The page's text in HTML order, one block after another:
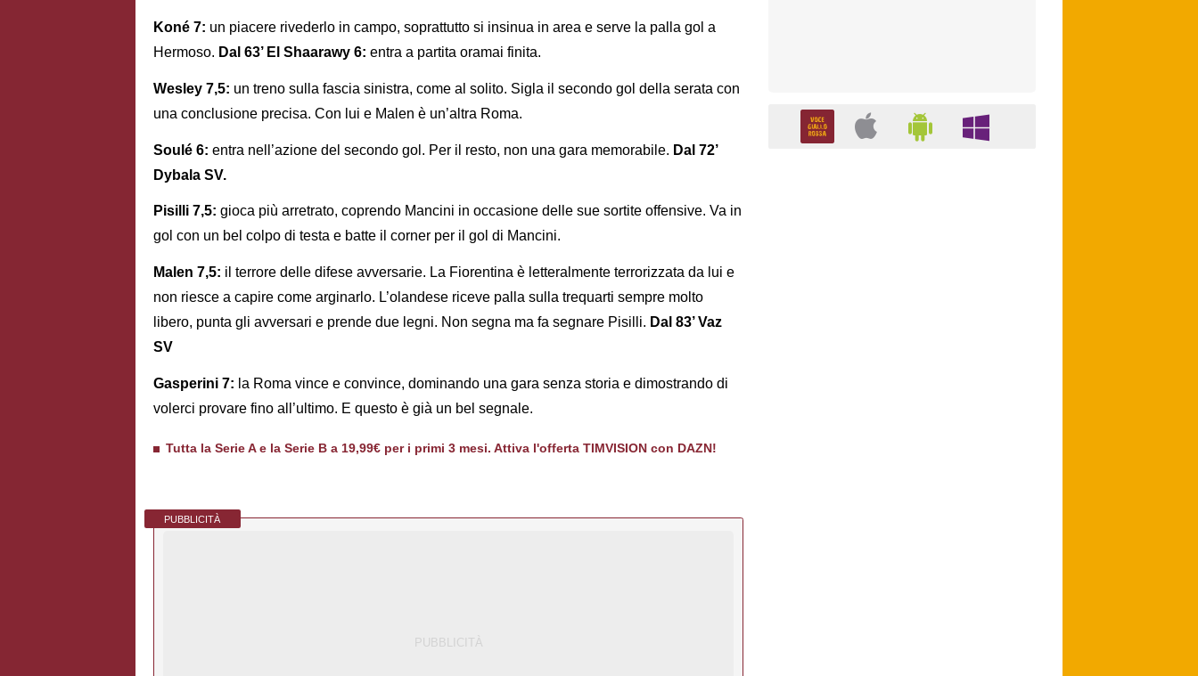
Koné 7: un piacere rivederlo in campo, soprattutto si insinua in area e serve la palla gol a
Hermoso. Dal 63’ El Shaarawy 6: entra a partita oramai finita.
Wesley 7,5: un treno sulla fascia sinistra, come al solito. Sigla il secondo gol della serata con
una conclusione precisa. Con lui e Malen è un’altra Roma.
Soulé 6: entra nell’azione del secondo gol. Per il resto, non una gara memorabile. Dal 72’
Dybala SV.
Pisilli 7,5: gioca più arretrato, coprendo Mancini in occasione delle sue sortite offensive. Va in
gol con un bel colpo di testa e batte il corner per il gol di Mancini.
Malen 7,5: il terrore delle difese avversarie. La Fiorentina è letteralmente terrorizzata da lui e
non riesce a capire come arginarlo. L’olandese riceve palla sulla trequarti sempre molto
libero, punta gli avversari e prende due legni. Non segna ma fa segnare Pisilli. Dal 83’ Vaz
SV
Gasperini 7: la Roma vince e convince, dominando una gara senza storia e dimostrando di
volerci provare fino all’ultimo. E questo è già un bel segnale.
Tutta la Serie A e la Serie B a 19,99€ per i primi 3 mesi. Attiva l'offerta TIMVISION con DAZN!
PUBBLICITÀ